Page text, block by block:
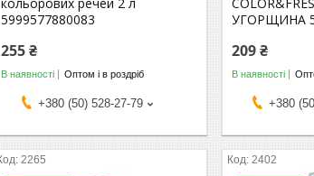
5999577880083
255 ₴
В наявності Оптом і в роздріб
+380 (50) 528-27-79
УГОРЩИНА
209 ₴
В наявності
+380
2265 2402